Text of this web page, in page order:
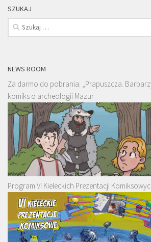
SZUKAJ
Szukaj:
NEWS ROOM
Za darmo do pobrania: „Prapuszcza.
komiks o archeologii Mazur
Program VI Kieleckich Prezentacji